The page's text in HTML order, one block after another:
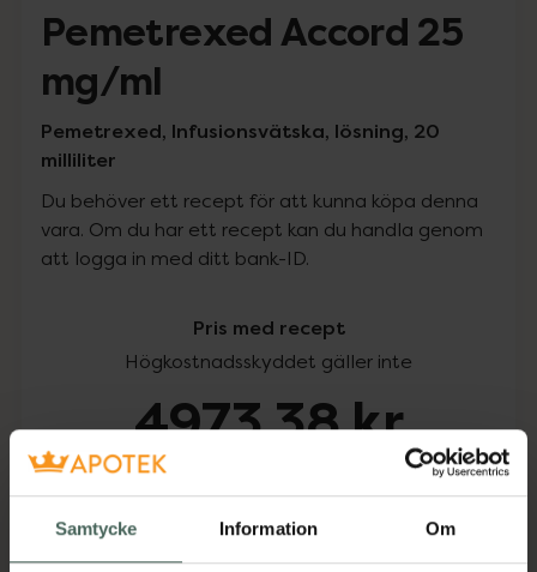
Samtycke Information Om
Pemetrexed Accord 25
mg/ml
Pemetrexed, Infusionsvätska, lösning, 20
milliliter
Du behöver ett recept för att kunna köpa denna
vara. Om du har ett recept kan du handla genom
att logga in med ditt bank-ID.
Pris med recept
Högkostnadsskyddet gäller inte
4973,38 kr
Köp via ditt recept